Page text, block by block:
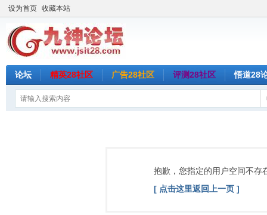
设为首页 收藏本站
论坛 精英28社区 广告28社区 评测28社区 悟道28
抱歉，您指定的用户空间不存
[ 点击这里返回上一页 ]